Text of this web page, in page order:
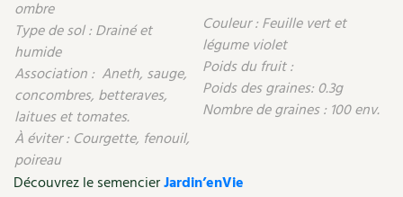
Conception et gros oeuvre
Matériaux écologiques
Énergie
Gestion de l’eau
Trocs & petites annonces
Appels à témoignage
Bonnes adresses
Liste des pépiniéristes
ombre
Type de sol : Drainé et
humide
Association : Aneth, sauge,
concombres, betteraves,
laitues et tomates.
À éviter : Courgette, fenouil,
poireau
Couleur : Feuille vert et
légume violet
Poids du fruit :
Poids des graines: 0.3g
Nombre de graines : 100 env.
Découvrez le semencierJardin’enVie